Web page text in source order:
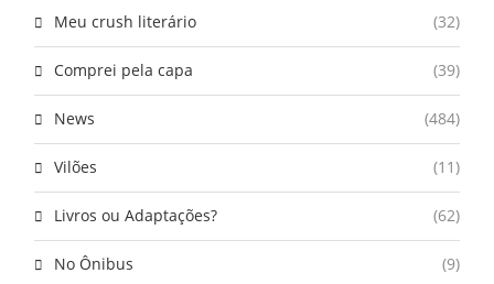
Meu crush literário (32)
Comprei pela capa (39)
News (484)
Vilões (11)
Livros ou Adaptações? (62)
No Ônibus (9)